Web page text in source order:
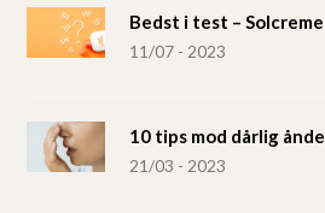
Bedst i test – Solcreme
11/07 - 2023
10 tips mod dårlig ånde
21/03 - 2023